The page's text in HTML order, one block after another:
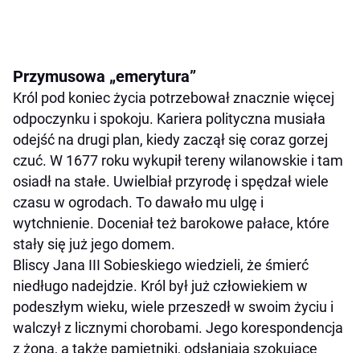
Przymusowa „emerytura”
Król pod koniec życia potrzebował znacznie więcej
odpoczynku i spokoju. Kariera polityczna musiała
odejść na drugi plan, kiedy zaczął się coraz gorzej
czuć. W 1677 roku wykupił tereny wilanowskie i tam
osiadł na stałe. Uwielbiał przyrodę i spędzał wiele
czasu w ogrodach. To dawało mu ulgę i
wytchnienie. Doceniał też barokowe pałace, które
stały się już jego domem.
Bliscy Jana III Sobieskiego wiedzieli, że śmierć
niedługo nadejdzie. Król był już człowiekiem w
podeszłym wieku, wiele przeszedł w swoim życiu i
walczył z licznymi chorobami. Jego korespondencja
z żoną, a także pamiętniki, odsłaniają szokujące